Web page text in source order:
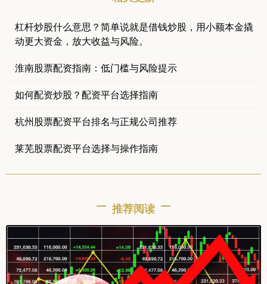
杠杆炒股什么意思？简单说就是借钱炒股，用小额本金撬
动更大资金，放大收益与风险。
淮南股票配资指南：低门槛与风险提示
如何配资炒股？配资平台选择指南
杭州股票配资平台排名与正规公司推荐
莱芜股票配资平台选择与操作指南
推荐阅读